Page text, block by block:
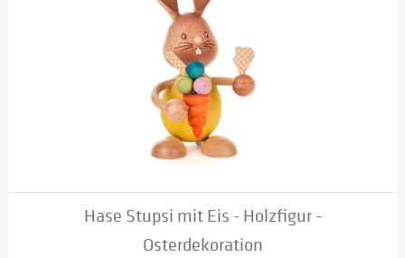
Hase Stupsi mit Eis - Holzfigur -
Osterdekoration